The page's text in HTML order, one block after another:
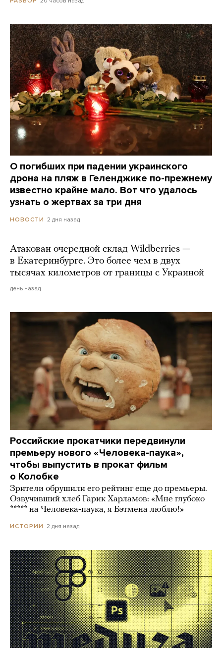
О погибших при падении украинского
дрона на пляж в Геленджике по-прежнему
известно крайне мало. Вот что удалось
узнать о жертвах за три дня
НОВОСТИ 2 дня назад
Атакован очередной склад Wildberries —
в Екатеринбурге. Это более чем в двух
тысячах километров от границы с Украиной
день назад
Российские прокатчики передвинули
премьеру нового «Человека-паука»,
чтобы выпустить в прокат фильм
о Колобке
Зрители обрушили его рейтинг еще до премьеры.
Озвучивший хлеб Гарик Харламов: «Мне глубоко
***** на Человека-паука, я Бэтмена люблю!»
ИСТОРИИ 2 дня назад